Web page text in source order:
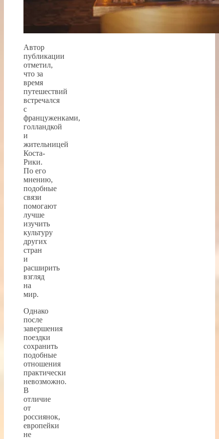
Автор
публикации
отметил,
что за
время
путешествий
встречался
с
француженками,
голландкой
и
жительницей
Коста-
Рики.
По его
мнению,
подобные
связи
помогают
лучше
изучить
культуру
других
стран
и
расширить
взгляд
на
мир.
Однако
после
завершения
поездки
сохранить
подобные
отношения
практически
невозможно.
В
отличие
от
россиянок,
европейки
не